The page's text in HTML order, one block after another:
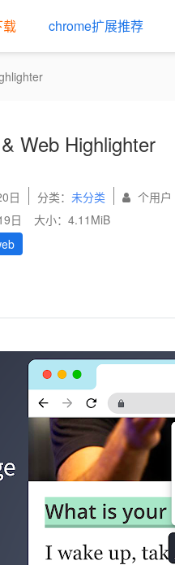
载 chrome扩展推荐
Web Highlighter
日 分类： 未分类
个用户
日
大小：4.11MiB